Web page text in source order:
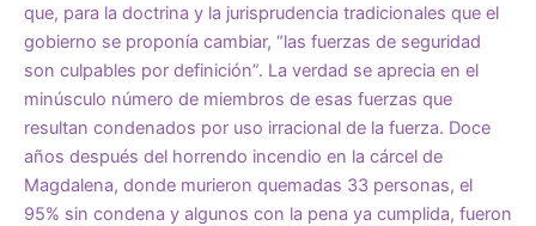
que, para la doctrina y la jurisprudencia tradicionales que el
gobierno se proponía cambiar, “las fuerzas de seguridad
son culpables por definición”. La verdad se aprecia en el
minúsculo número de miembros de esas fuerzas que
resultan condenados por uso irracional de la fuerza. Doce
años después del horrendo incendio en la cárcel de
Magdalena, donde murieron quemadas 33 personas, el
95% sin condena y algunos con la pena ya cumplida, fueron